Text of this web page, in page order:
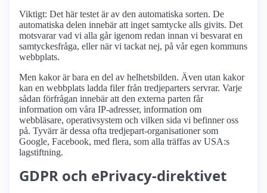
Viktigt: Det här testet är av den automatiska sorten. De
automatiska delen innebär att inget samtycke alls givits. Det
motsvarar vad vi alla går igenom redan innan vi besvarat en
samtyckesfråga, eller när vi tackat nej, på vår egen kommuns
webbplats.
Men kakor är bara en del av helhetsbilden. Även utan kakor
kan en webbplats ladda filer från tredjeparters servrar. Varje
sådan förfrågan innebär att den externa parten får
information om våra IP-adresser, information om
webbläsare, operativsystem och vilken sida vi befinner oss
på. Tyvärr är dessa ofta tredjepart-organisationer som
Google, Facebook, med flera, som alla träffas av USA:s
lagstiftning.
GDPR och ePrivacy-direktivet